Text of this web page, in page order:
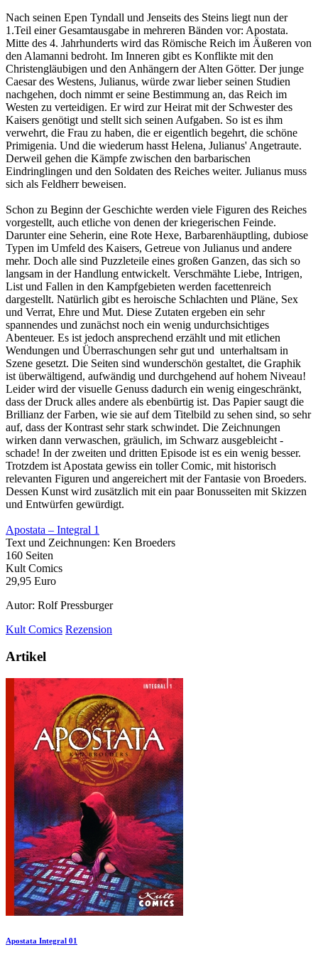
Nach seinen Epen Tyndall und Jenseits des Steins liegt nun der
1.Teil einer Gesamtausgabe in mehreren Bänden vor: Apostata.
Mitte des 4. Jahrhunderts wird das Römische Reich im Äußeren von
den Alamanni bedroht. Im Inneren gibt es Konflikte mit den
Christengläubigen und den Anhängern der Alten Götter. Der junge
Caesar des Westens, Julianus, würde zwar lieber seinen Studien
nachgehen, doch nimmt er seine Bestimmung an, das Reich im
Westen zu verteidigen. Er wird zur Heirat mit der Schwester des
Kaisers genötigt und stellt sich seinen Aufgaben. So ist es ihm
verwehrt, die Frau zu haben, die er eigentlich begehrt, die schöne
Primigenia. Und die wiederum hasst Helena, Julianus' Angetraute.
Derweil gehen die Kämpfe zwischen den barbarischen
Eindringlingen und den Soldaten des Reiches weiter. Julianus muss
sich als Feldherr beweisen.
Schon zu Beginn der Geschichte werden viele Figuren des Reiches
vorgestellt, auch etliche von denen der kriegerischen Feinde.
Darunter eine Seherin, eine Rote Hexe, Barbarenhäuptling, dubiose
Typen im Umfeld des Kaisers, Getreue von Julianus und andere
mehr. Doch alle sind Puzzleteile eines großen Ganzen, das sich so
langsam in der Handlung entwickelt. Verschmähte Liebe, Intrigen,
List und Fallen in den Kampfgebieten werden facettenreich
dargestellt. Natürlich gibt es heroische Schlachten und Pläne, Sex
und Verrat, Ehre und Mut. Diese Zutaten ergeben ein sehr
spannendes und zunächst noch ein wenig undurchsichtiges
Abenteuer. Es ist jedoch ansprechend erzählt und mit etlichen
Wendungen und Überraschungen sehr gut und unterhaltsam in
Szene gesetzt. Die Seiten sind wunderschön gestaltet, die Graphik
ist überwältigend, aufwändig und durchgehend auf hohem Niveau!
Leider wird der visuelle Genuss dadurch ein wenig eingeschränkt,
dass der Druck alles andere als ebenbürtig ist. Das Papier saugt die
Brillianz der Farben, wie sie auf dem Titelbild zu sehen sind, so sehr
auf, dass der Kontrast sehr stark schwindet. Die Zeichnungen
wirken dann verwaschen, gräulich, im Schwarz ausgebleicht -
schade! In der zweiten und dritten Episode ist es ein wenig besser.
Trotzdem ist Apostata gewiss ein toller Comic, mit historisch
relevanten Figuren und angereichert mit der Fantasie von Broeders.
Dessen Kunst wird zusätzlich mit ein paar Bonusseiten mit Skizzen
und Entwürfen gewürdigt.
Apostata – Integral 1
Text und Zeichnungen: Ken Broeders
160 Seiten
Kult Comics
29,95 Euro
Autor: Rolf Pressburger
Kult Comics Rezension
Artikel
Apostata Integral 01